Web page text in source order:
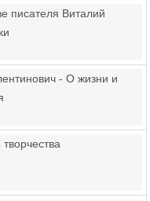
писателя Виталий
- О жизни и